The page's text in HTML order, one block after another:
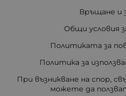
Връщане и
Общи условия
Политиката за
Политика за
При възникване на спор,
можете да